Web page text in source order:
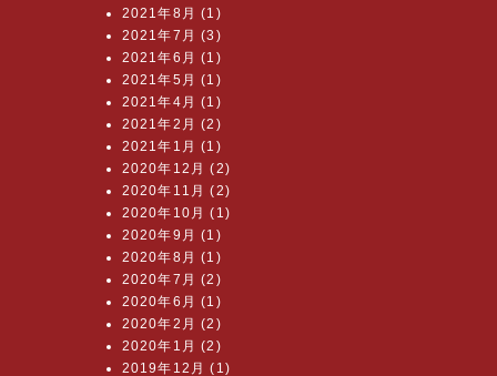
2021年8月 (1)
2021年7月 (3)
2021年6月 (1)
2021年5月 (1)
2021年4月 (1)
2021年2月 (2)
2021年1月 (1)
2020年12月 (2)
2020年11月 (2)
2020年10月 (1)
2020年9月 (1)
2020年8月 (1)
2020年7月 (2)
2020年6月 (1)
2020年2月 (2)
2020年1月 (2)
2019年12月 (1)